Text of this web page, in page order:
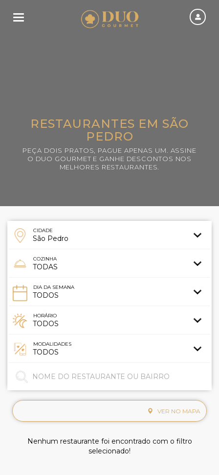
Toggle navigation
RESTAURANTES EM SÃO
PEDRO
PEÇA DOIS PRATOS, PAGUE APENAS UM. ASSINE
O DUO GOURMET E GANHE DESCONTOS NOS
MELHORES RESTAURANTES.
CIDADE
COZINHA
DIA DA SEMANA
HORÁRIO
MODALIDADES
VER NO MAPA
Nenhum restaurante foi encontrado com o filtro
selecionado!